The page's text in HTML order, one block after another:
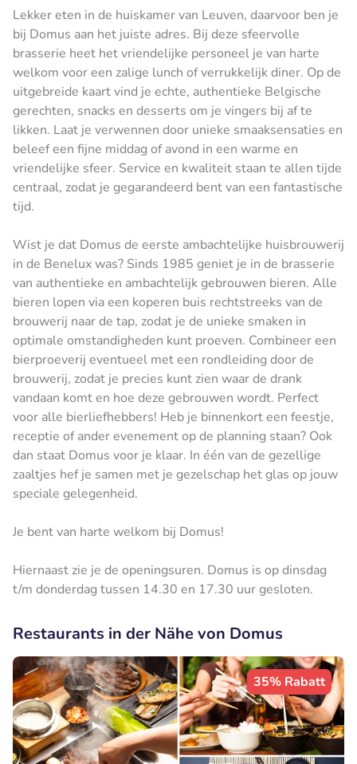
Lekker eten in de huiskamer van Leuven, daarvoor ben je
bij Domus aan het juiste adres. Bij deze sfeervolle
brasserie heet het vriendelijke personeel je van harte
welkom voor een zalige lunch of verrukkelijk diner. Op de
uitgebreide kaart vind je echte, authentieke Belgische
gerechten, snacks en desserts om je vingers bij af te
likken. Laat je verwennen door unieke smaaksensaties en
beleef een fijne middag of avond in een warme en
vriendelijke sfeer. Service en kwaliteit staan te allen tijde
centraal, zodat je gegarandeerd bent van een fantastische
tijd.
Wist je dat Domus de eerste ambachtelijke huisbrouwerij
in de Benelux was? Sinds 1985 geniet je in de brasserie
van authentieke en ambachtelijk gebrouwen bieren. Alle
bieren lopen via een koperen buis rechtstreeks van de
brouwerij naar de tap, zodat je de unieke smaken in
optimale omstandigheden kunt proeven. Combineer een
bierproeverij eventueel met een rondleiding door de
brouwerij, zodat je precies kunt zien waar de drank
vandaan komt en hoe deze gebrouwen wordt. Perfect
voor alle bierliefhebbers! Heb je binnenkort een feestje,
receptie of ander evenement op de planning staan? Ook
dan staat Domus voor je klaar. In één van de gezellige
zaaltjes hef je samen met je gezelschap het glas op jouw
speciale gelegenheid.
Je bent van harte welkom bij Domus!
Hiernaast zie je de openingsuren. Domus is op dinsdag
t/m donderdag tussen 14.30 en 17.30 uur gesloten.
Restaurants in der Nähe von Domus
35% Rabatt